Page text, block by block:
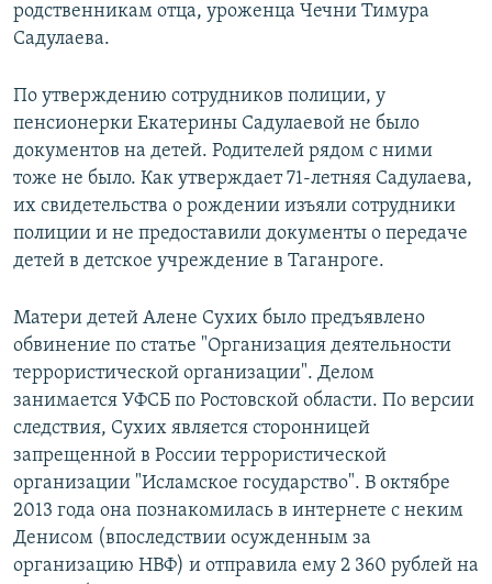
родственникам отца, уроженца Чечни Тимура
Садулаева.
По утверждению сотрудников полиции, у
пенсионерки Екатерины Садулаевой не было
документов на детей. Родителей рядом с ними
тоже не было. Как утверждает 71-летняя Садулаева,
их свидетельства о рождении изъяли сотрудники
полиции и не предоставили документы о передаче
детей в детское учреждение в Таганроге.
Матери детей Алене Сухих было предъявлено
обвинение по статье "Организация деятельности
террористической организации". Делом
занимается УФСБ по Ростовской области. По версии
следствия, Сухих является сторонницей
запрещенной в России террористической
организации "Исламское государство". В октябре
2013 года она познакомилась в интернете с неким
Денисом (впоследствии осужденным за
организацию НВФ) и отправила ему 2 360 рублей на